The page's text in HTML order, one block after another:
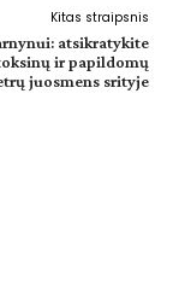
Kitas straipsnis
atsikratykite
ir papildomų
juosmens srityje